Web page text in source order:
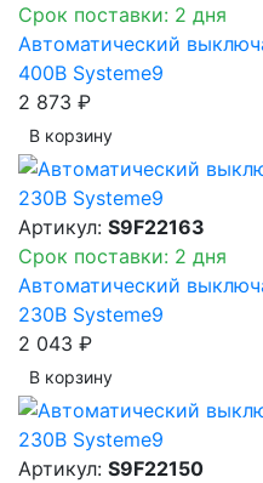
Срок поставки: 2 дня
Автоматический
400В Systeme9
2 873 ₽
В корзинy
Артикул: S9F22163
Срок поставки: 2 дня
Автоматический
230В Systeme9
2 043 ₽
В корзинy
Артикул: S9F22150